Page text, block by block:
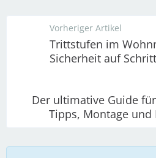
Vorheriger Artikel
Trittstufen im
Sicherheit auf
Der ultimative Guide
Tipps, Montage und